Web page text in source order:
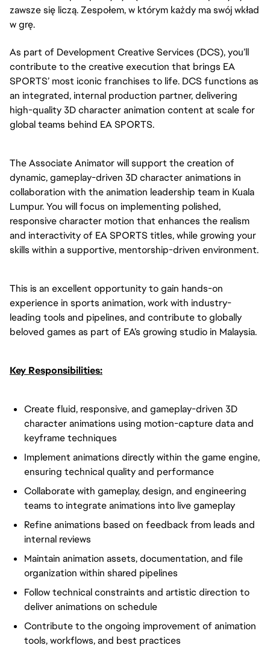
zawsze się liczą. Zespołem, w którym każdy ma swój wkład
w grę.
As part of Development Creative Services (DCS), you’ll
contribute to the creative execution that brings EA
SPORTS’ most iconic franchises to life. DCS functions as
an integrated, internal production partner, delivering
high-quality 3D character animation content at scale for
global teams behind EA SPORTS.
The Associate Animator will support the creation of
dynamic, gameplay-driven 3D character animations in
collaboration with the animation leadership team in Kuala
Lumpur. You will focus on implementing polished,
responsive character motion that enhances the realism
and interactivity of EA SPORTS titles, while growing your
skills within a supportive, mentorship-driven environment.
This is an excellent opportunity to gain hands-on
experience in sports animation, work with industry-
leading tools and pipelines, and contribute to globally
beloved games as part of EA’s growing studio in Malaysia.
Key Responsibilities:
Create fluid, responsive, and gameplay-driven 3D
character animations using motion-capture data and
keyframe techniques
Implement animations directly within the game engine,
ensuring technical quality and performance
Collaborate with gameplay, design, and engineering
teams to integrate animations into live gameplay
Refine animations based on feedback from leads and
internal reviews
Maintain animation assets, documentation, and file
organization within shared pipelines
Follow technical constraints and artistic direction to
deliver animations on schedule
Contribute to the ongoing improvement of animation
tools, workflows, and best practices